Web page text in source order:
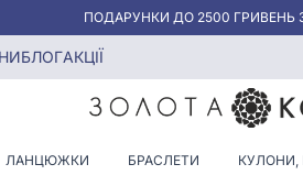
АКЦІЯ ДЛЯ КЛІЄНТІВ
БЛОГАКЦІЇ
ЛАНЦЮЖКИ БРАСЛЕТИ КУЛОНИ,
ПЕРЛАМИ НА